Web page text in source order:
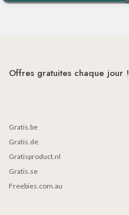
Offres gratuites chaque jour !
Gratis.be
Gratis.de
Gratisproduct.nl
Gratis.se
Freebies.com.au